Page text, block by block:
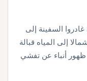
34 راكبا آخرون غادروا السفينة إلى
إلى المياه قبالة
ظهور أنباء عن تفشي